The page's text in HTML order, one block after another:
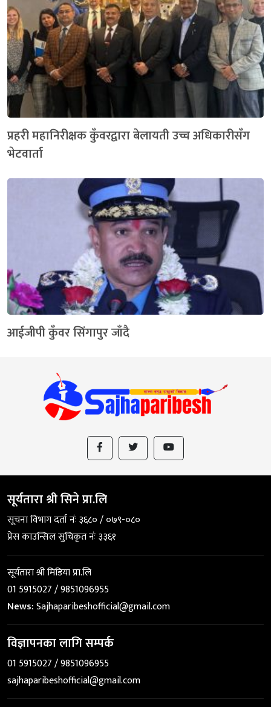
प्रहरी महानिरीक्षक कुँवरद्वारा बेलायती उच्च अधिकारीसँग
भेटवार्ता
आईजीपी कुँवर सिंगापुर जाँदै
सूर्यतारा श्री सिने प्रा.लि
सूचना विभाग दर्ता नंः ३६८० / ०७९-०८०
प्रेस काउन्सिल सुचिकृत नंः ३३६१
सूर्यतारा श्री मिडिया प्रा.लि
01 5915027 / 9851096955
News:Sajhaparibeshofficial@gmail.com
विज्ञापनका लागि सम्पर्क
01 5915027 / 9851096955
sajhaparibeshofficial@gmail.com